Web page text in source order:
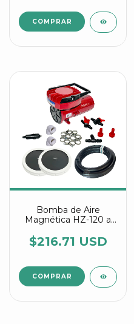
Bomba de Aire
Magnética HZ-120 a
Difusores
$216.71 USD